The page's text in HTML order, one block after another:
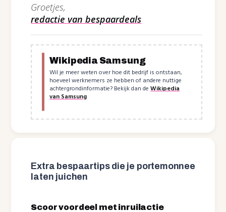
Groetjes,
redactie van bespaardeals
Wikipedia Samsung
Wil je meer weten over hoe dit bedrijf is ontstaan,
hoeveel werknemers ze hebben of andere nuttige
achtergrondinformatie? Bekijk dan deWikipedia
van Samsung
Extra bespaartips die je portemonnee
laten juichen
Scoor voordeel met inruilactie